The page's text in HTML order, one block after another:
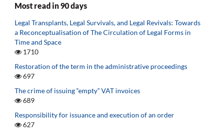
Most read in 90 days
Legal Transplants, Legal Survivals, and Legal Revivals: Towards
a Reconceptualisation of The Circulation of Legal Forms in
Time and Space
1710
Restoration of the term in the administrative proceedings
697
The crime of issuing “empty” VAT invoices
689
Responsibility for issuance and execution of an order
627